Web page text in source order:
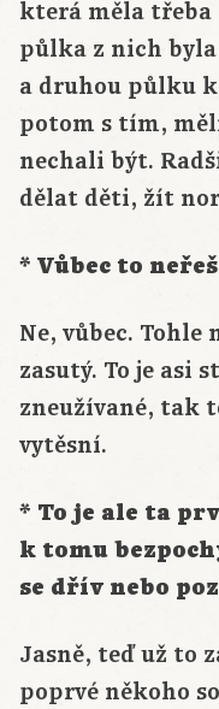
která měla třeba
půlka z nich
a druhou půlku
potom s tím,
nechali být.
dělat děti, žít
* Vůbec to
Ne, vůbec. Tohle
zasutý. To je asi
zneužívané, tak
vytěsní.
* To je ale ta
k tomu
se dřív nebo
Jasně, teď už to
poprvé někoho